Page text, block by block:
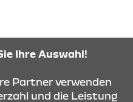
Ihre Auswahl!
Partner verwenden
und die Leistung